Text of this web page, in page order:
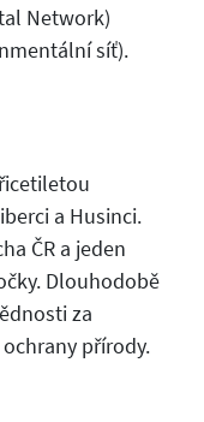
Network)
síť).
a Husinci.
ČR a jeden
Dlouhodobě
za
přírody.